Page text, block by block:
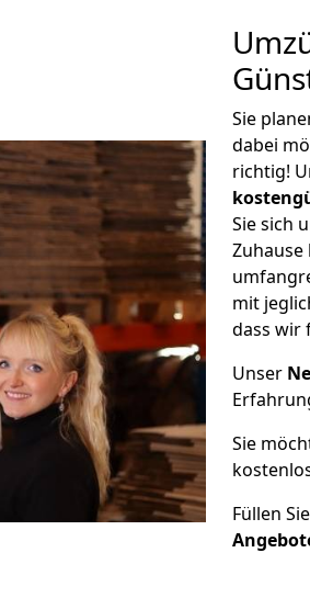
Sie
dabei
richtig!
Sie sich
mit
dass wir
Unser
Sie
Füllen